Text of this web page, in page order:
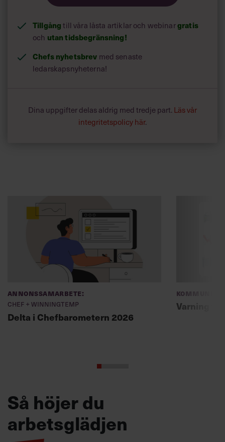
Tillgångtill våra låsta artiklar och webinargratis
och utan tidsbegränsning!
Chefs nyhetsbrev med senaste
ledarskapsnyheterna!
Dina uppgifter delas aldrig med tredje part. Läs vår
integritetspolicy här.
Annonssamarbete:
Chef + Winningtemp
Delta i Chefbarometern 2026
Varning
Så höjer du
arbetsglädjen